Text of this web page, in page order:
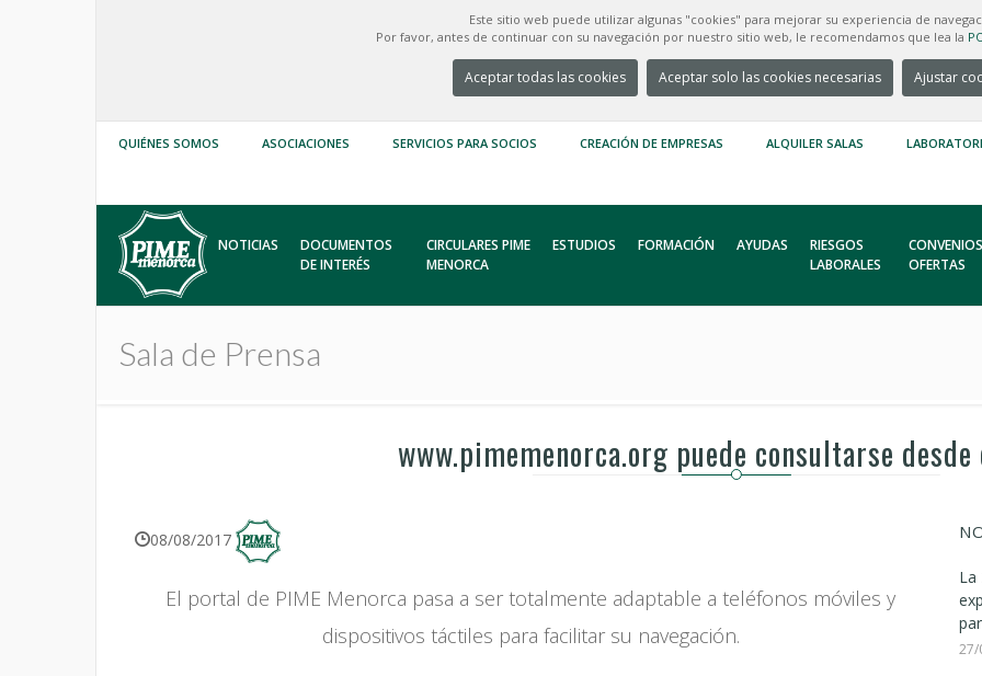
Este sitio web puede utilizar algunas "cookies" para mejorar su experiencia de
Por favor, antes de continuar con su navegación por nuestro sitio web, le recomendamos que lea la
Aceptar todas las cookies Aceptar solo las cookies necesarias Ajustar
QUIÉNES SOMOS ASOCIACIONES SERVICIOS PARA SOCIOS CREACIÓN DE EMPRESAS ALQUILER SALAS
NOTICIAS
DOCUMENTOS
DE INTERÉS
CIRCULARES PIME
MENORCA
ESTUDIOS FORMACIÓN AYUDAS
RIESGOS
LABORALES
OFERTAS
Sala de Prensa
www.pimemenorca.org puede consultarse
08/08/2017
El portal de PIME Menorca pasa a ser totalmente adaptable a teléfonos móviles y
dispositivos táctiles para facilitar su navegación.
La
27/